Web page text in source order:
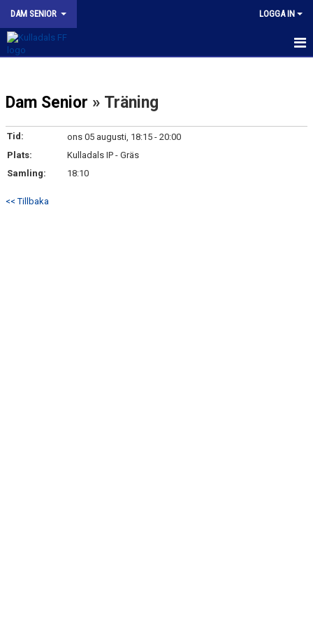
DAM SENIOR LOGGA IN
NYHETER
KALENDER
MATCHER
Dam Senior » Träning
Tid:
ons 05 augusti, 18:15 - 20:00
Plats:
Kulladals IP - Gräs
Samling:
18:10
<< Tillbaka